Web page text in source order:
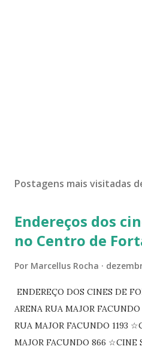
Postagens mais visitadas
Endereços dos
no Centro de
Por Marcellus Rocha
ENDEREÇO DOS CINES DE
ARENA RUA MAJOR
RUA MAJOR FACUNDO 1193
MAJOR FACUNDO 866 ☆CINE